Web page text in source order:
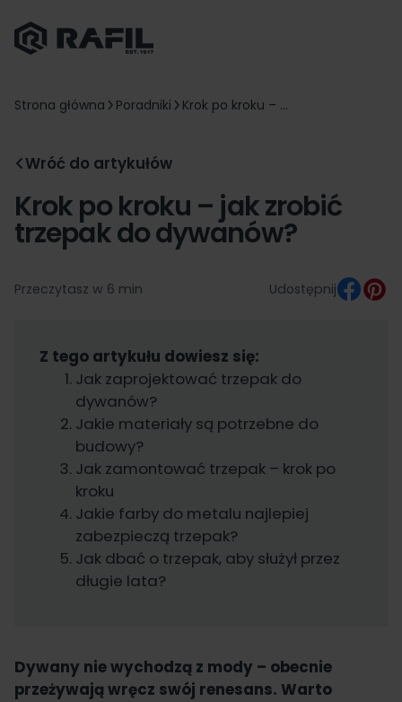
Strona główna Poradniki Krok po kroku – ...
Wróć do artykułów
Krok po kroku – jak zrobić
trzepak do dywanów?
Przeczytasz w 6 min Udostępnij
Z tego artykułu dowiesz się:
Jak zaprojektować trzepak do
dywanów?
Jakie materiały są potrzebne do
budowy?
Jak zamontować trzepak – krok po
kroku
Jakie farby do metalu najlepiej
zabezpieczą trzepak?
Jak dbać o trzepak, aby służył przez
długie lata?
Dywany nie wychodzą z mody – obecnie
przeżywają wręcz swój renesans. Warto